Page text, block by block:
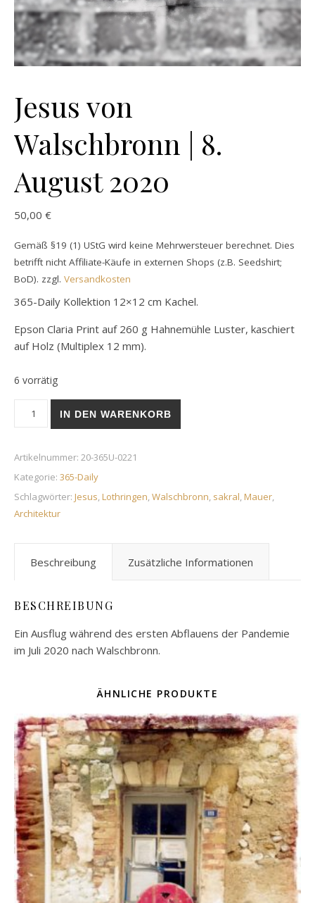
Jesus von
Walschbronn | 8.
August 2020
50,00 €
Gemäß §19 (1) UStG wird keine Mehrwersteuer berechnet. Dies
betrifft nicht Affiliate-Käufe in externen Shops (z.B. Seedshirt;
BoD). zzgl. Versandkosten
365-Daily Kollektion 12×12 cm Kachel.
Epson Claria Print auf 260 g Hahnemühle Luster, kaschiert
auf Holz (Multiplex 12 mm).
6 vorrätig
Jesus von Walschbronn | 8. August 2020 Menge
IN DEN WARENKORB
Artikelnummer: 20-365U-0221
Kategorie: 365-Daily
Schlagwörter: Jesus,Lothringen,Walschbronn, sakral,Mauer,
Architektur
Beschreibung Zusätzliche Informationen
BESCHREIBUNG
Ein Ausflug während des ersten Abflauens der Pandemie
im Juli 2020 nach Walschbronn.
ÄHNLICHE PRODUKTE